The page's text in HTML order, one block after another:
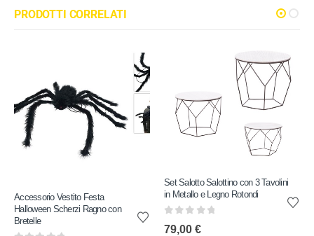
PRODOTTI CORRELATI
Accessorio Vestito Festa
Halloween Scherzi Ragno con
Bretelle
Set Salotto Salottino con 3 Tavolini
in Metallo e Legno Rotondi
79,00 €